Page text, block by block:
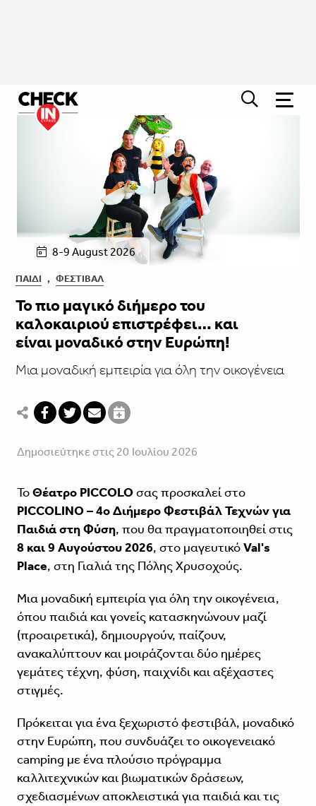
8-9 August 2026
ΠΑΙΔΊ , ΦΕΣΤΙΒΑΛ
Το πιο μαγικό διήμερο του
καλοκαιριού επιστρέφει… και
είναι μοναδικό στην Ευρώπη!
Μια μοναδική εμπειρία για όλη την οικογένεια
Δημοσιεύτηκε στις 20 Ιουλίου 2026
ΤοΘέατρο PICCOLOσας προσκαλεί στο
PICCOLINO – 4ο Διήμερο Φεστιβάλ Τεχνών για
Παιδιά στη Φύση, που θα πραγματοποιηθεί στις
8 και 9 Αυγούστου 2026, στο μαγευτικόVal's
Place, στη Γιαλιά της Πόλης Χρυσοχούς.
Μια μοναδική εμπειρία για όλη την οικογένεια,
όπου παιδιά και γονείς κατασκηνώνουν μαζί
(προαιρετικά), δημιουργούν, παίζουν,
ανακαλύπτουν και μοιράζονται δύο ημέρες
γεμάτες τέχνη, φύση, παιχνίδι και αξέχαστες
στιγμές.
Πρόκειται για ένα ξεχωριστό φεστιβάλ, μοναδικό
στην Ευρώπη, που συνδυάζει το οικογενειακό
camping με ένα πλούσιο πρόγραμμα
καλλιτεχνικών και βιωματικών δράσεων,
σχεδιασμένων αποκλειστικά για παιδιά και τις